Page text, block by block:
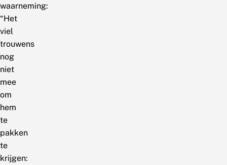
waarneming:
“Het
viel
trouwens
nog
niet
mee
om
hem
te
pakken
te
krijgen: